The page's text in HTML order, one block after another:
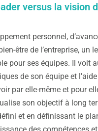
versus la vision
personnel,
être de l’entreprise, un
pour ses équipes. Il voit
de son équipe et
par elle-même et pour
son objectif à long
et en définissant le
des compétences